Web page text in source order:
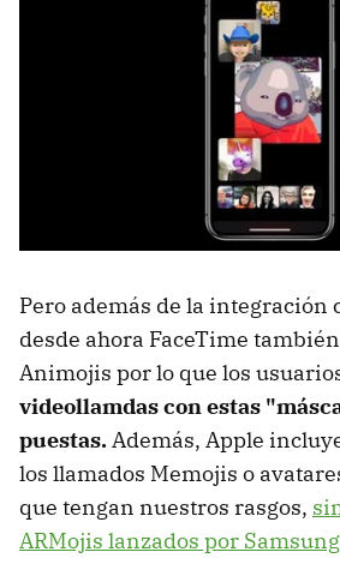
Pero además de la integración
desde ahora FaceTime
Animojis por lo que los
videollamdas con estas
puestas.Además, Apple
los llamados Memojis o
que tengan nuestros rasgos,
ARMojis lanzados por Samsung